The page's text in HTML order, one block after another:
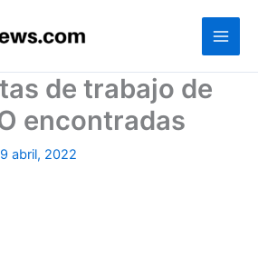
de trabajo de
encontradas
9 abril, 2022